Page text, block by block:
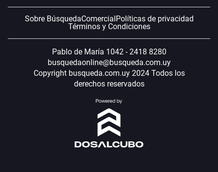
Sobre BúsquedaComercialPolíticas de privacidad
Términos y Condiciones
Pablo de María 1042 - 2418 8280
busquedaonline@busqueda.com.uy
Copyright busqueda.com.uy 2024 Todos los
derechos reservados